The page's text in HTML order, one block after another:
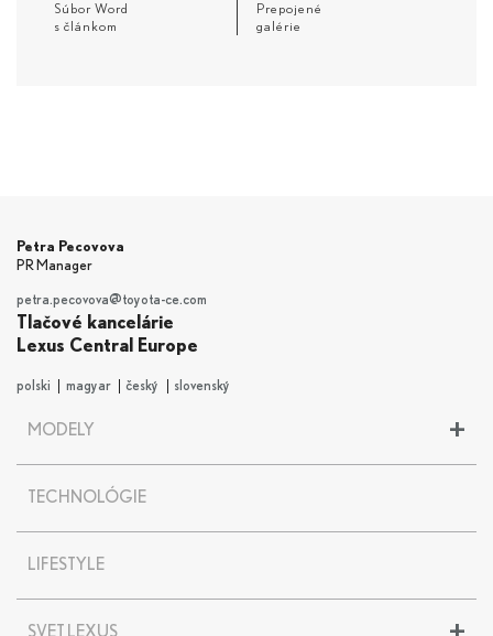
Súbor Word
s článkom
Prepojené
galérie
Petra Pecovova
PR Manager
petra.pecovova@toyota-ce.com
Tlačové kancelárie
Lexus Central Europe
polski magyar český slovenský
+
MODELY
UX
UX 300e
NX
TECHNOLÓGIE
LIFESTYLE
SVET LEXUS